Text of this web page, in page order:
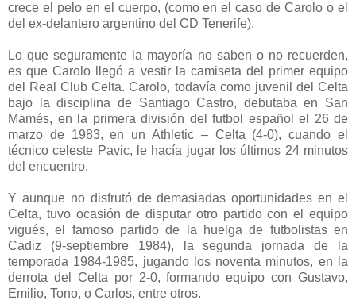
crece el pelo en el cuerpo, (como en el caso de Carolo o el
del ex-delantero argentino del CD Tenerife).
Lo que seguramente la mayoría no saben o no recuerden,
es que Carolo llegó a vestir la camiseta del primer equipo
del Real Club Celta.Carolo, todavía como juvenil del Celta
bajo la disciplina de Santiago Castro, debutaba en San
Mamés, en la primera división del futbol español el 26 de
marzo de 1983, en un Athletic – Celta (4-0), cuando el
técnico celeste Pavic, le hacía jugar los últimos 24 minutos
del encuentro.
Y aunque no disfrutó de demasiadas oportunidades en el
Celta, tuvo ocasión de disputar otro partido con el equipo
vigués, el famoso partido de la huelga de futbolistas en
Cadiz (9-septiembre 1984), la segunda jornada de la
temporada 1984-1985, jugando los noventa minutos, en la
derrota del Celta por 2-0, formando equipo con Gustavo,
Emilio, Tono, o Carlos, entre otros.